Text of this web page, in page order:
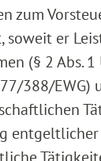
zum
soweit er
(§ 2 Abs. 1
388/EWG)
entgeltlicher